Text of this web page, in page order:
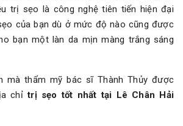
trị sẹo là công nghệ tiên tiến hiện đại
của bạn dù ở mức độ nào cũng được
bạn một làn da mịn màng trắng sáng
mà thẩm mỹ bác sĩ Thành Thủy được
chỉtrị sẹo tốt nhất tại Lê Chân Hải